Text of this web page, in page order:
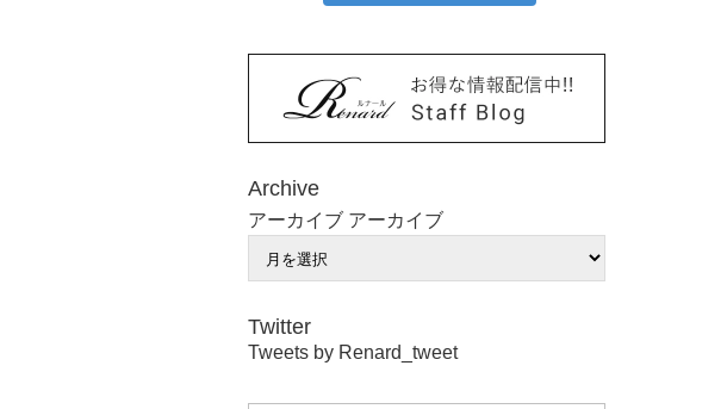
Archive
アーカイブ アーカイブ
Twitter
Tweets by Renard_tweet